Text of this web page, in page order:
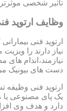
تاثیر شخصی
وظایف ارتوپد
ارتوپد فنی
نیاز دارند را
نیازمند،اندام
دست های بیونیک
ارتوپد فنی
یک پای مصنوعی
دارد و هدف وی